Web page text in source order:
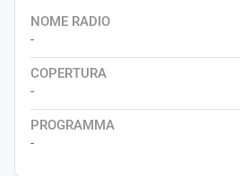
NOME RADIO
-
COPERTURA
-
PROGRAMMA
-